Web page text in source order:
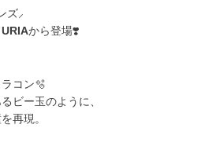
ズ⸝
URIAから登場❣️
コン🫧
ビー玉のように、
再現。